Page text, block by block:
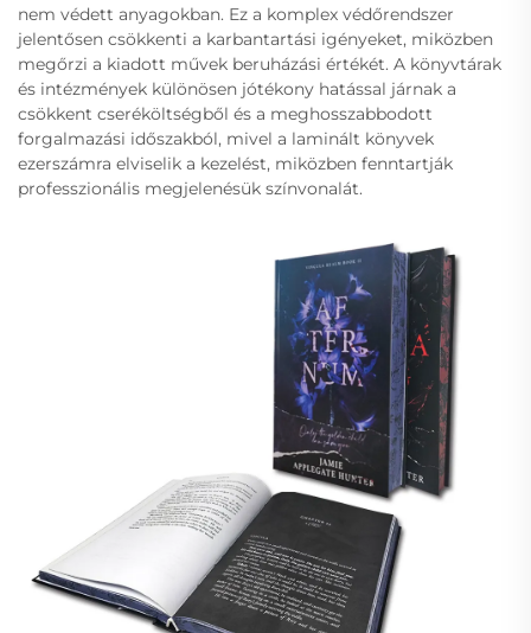
nem védett anyagokban. Ez a komplex védőrendszer
jelentősen csökkenti a karbantartási igényeket, miközben
megőrzi a kiadott művek beruházási értékét. A könyvtárak
és intézmények különösen jótékony hatással járnak a
csökkent cseréköltségből és a meghosszabbodott
forgalmazási időszakból, mivel a laminált könyvek
ezerszámra elviselik a kezelést, miközben fenntartják
professzionális megjelenésük színvonalát.